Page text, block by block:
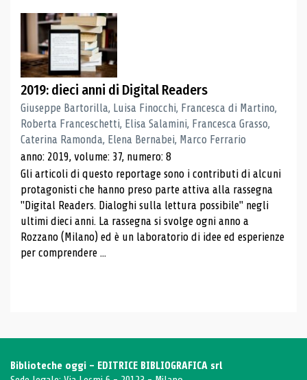
2019: dieci anni di Digital Readers
Giuseppe Bartorilla, Luisa Finocchi, Francesca di Martino,
Roberta Franceschetti, Elisa Salamini, Francesca Grasso,
Caterina Ramonda, Elena Bernabei, Marco Ferrario
anno: 2019, volume: 37, numero: 8
Gli articoli di questo reportage sono i contributi di alcuni
protagonisti che hanno preso parte attiva alla rassegna
"Digital Readers. Dialoghi sulla lettura possibile" negli
ultimi dieci anni. La rassegna si svolge ogni anno a
Rozzano (Milano) ed è un laboratorio di idee ed esperienze
per comprendere ...
Biblioteche oggi - EDITRICE BIBLIOGRAFICA srl